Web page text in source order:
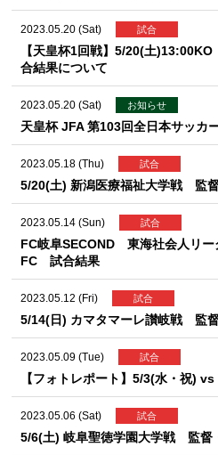
2023.05.20 (Sat) 試合
【天皇杯1回戦】5/20(土
合結果について
2023.05.20 (Sat) お知らせ
天皇杯 JFA 第103回全日本サッカ
2023.05.18 (Thu) 試合
5/20(土) 新潟医療福祉大学戦 監
2023.05.14 (Sun) 試合
FC岐阜SECOND 東海社会人リ
FC 試合結果
2023.05.12 (Fri) 試合
5/14(日) カマタマーレ讃岐戦 監
2023.05.09 (Tue) 試合
【フォトレポート】5/3(水・祝)
2023.05.06 (Sat) 試合
5/6(土) 岐阜聖徳学園大学戦 監督